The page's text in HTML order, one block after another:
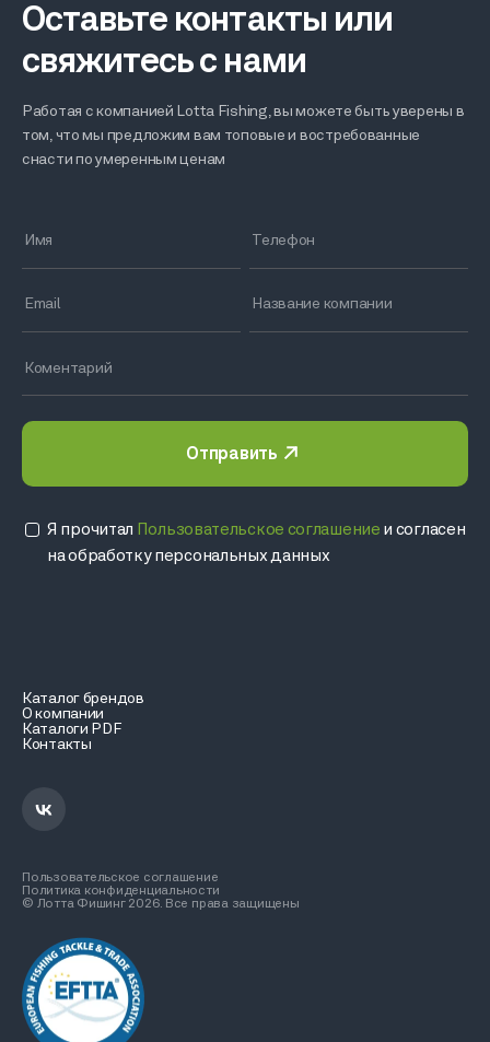
Каталог брендов
О компании
Каталоги PDF
Контакты
Пользовательское соглашение
Политика конфиденциальности
© Лотта Фишинг 2026. Все права защищены
Оставьте контакты или
свяжитесь с нами
Работая с компанией Lotta Fishing, вы можете быть уверены в
том, что мы предложим вам топовые и востребованные
снасти по умеренным ценам
Отправить
Я прочитал Пользовательское соглашение и согласен
на обработку персональных данных